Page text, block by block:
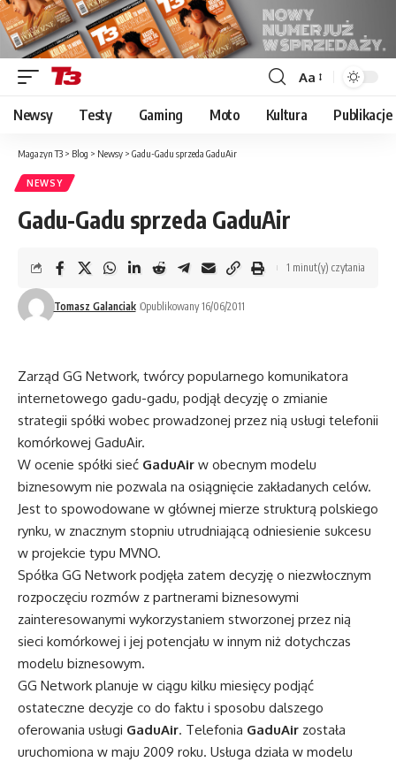
Font
Resizer
Aa
Newsy Testy Gaming Moto Kultura Publikacje
Magazyn T3 > Blog > Newsy > Gadu-Gadu sprzeda GaduAir
NEWSY
Gadu-Gadu sprzeda GaduAir
Tomasz Galanciak Opublikowany 16/06/2011
1 minut(y) czytania
Zarząd GG Network, twórcy popularnego komunikatora
internetowego gadu-gadu, podjął decyzję o zmianie
strategii spółki wobec prowadzonej przez nią usługi telefonii
komórkowej GaduAir.
W ocenie spółki sieć GaduAir w obecnym modelu
biznesowym nie pozwala na osiągnięcie zakładanych celów.
Jest to spowodowane w głównej mierze strukturą polskiego
rynku, w znacznym stopniu utrudniającą odniesienie sukcesu
w projekcie typu MVNO.
Spółka GG Network podjęła zatem decyzję o niezwłocznym
rozpoczęciu rozmów z partnerami biznesowymi
zainteresowanymi wykorzystaniem stworzonej przez nią
sieci komórkowej i jej potencjału w innym niż dotychczas
modelu biznesowym.
GG Network planuje w ciągu kilku miesięcy podjąć
ostateczne decyzje co do faktu i sposobu dalszego
oferowania usługi GaduAir. Telefonia GaduAir została
uruchomiona w maju 2009 roku. Usługa działa w modelu